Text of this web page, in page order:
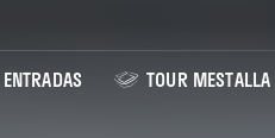
ENTRADAS TOUR MESTALLA